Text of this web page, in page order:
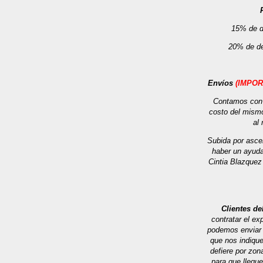
15% de
20% de
Envíos
Contamos
costo del
al
Subida por
haber un
Cintia
Clientes
contratar el
podemos
que nos
defiere por